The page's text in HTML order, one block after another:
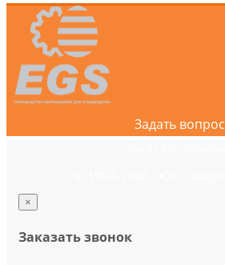
Задать вопрос
×
Заказать звонок